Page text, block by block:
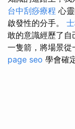
台中刮痧療程 心
啟發性的分手。
敢的意識經歷了自
一隻箭，將場景從
page seo 學會確